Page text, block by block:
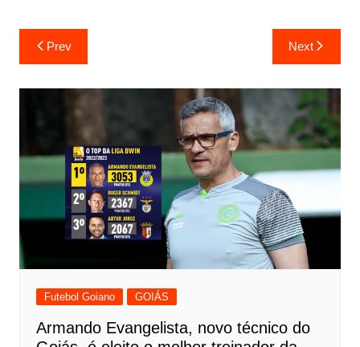
Prev Next
Futebol Goiano GOIÁS
Armando Evangelista, novo técnico do